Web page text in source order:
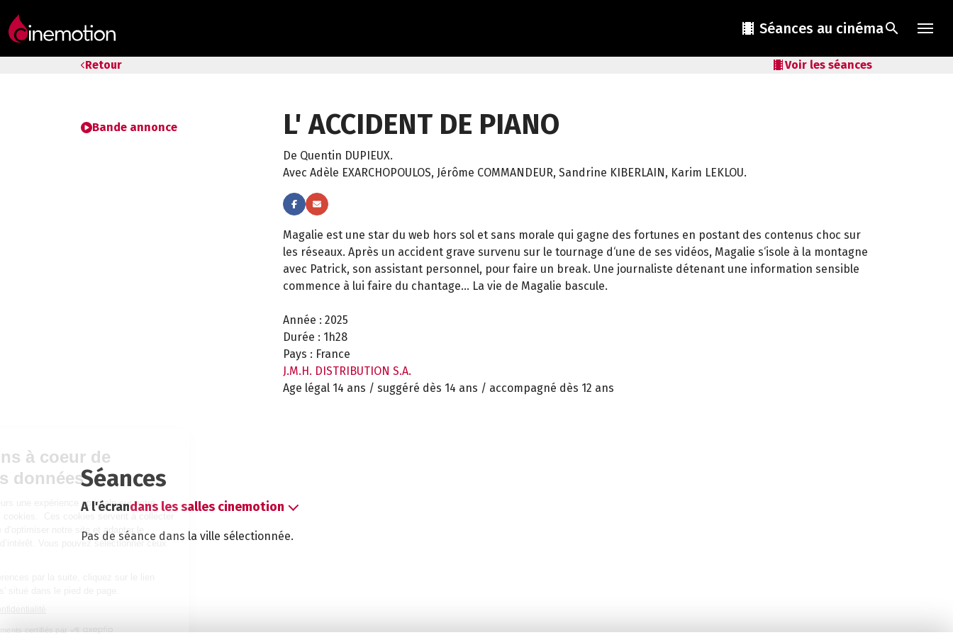
local_movies Séances au cinémasearch
Retour local_movies Voir les séances
Bande annonce L' ACCIDENT DE PIANO
De Quentin DUPIEUX.
Avec Adèle EXARCHOPOULOS, Jérôme COMMANDEUR, Sandrine KIBERLAIN, Karim LEKLOU.
Magalie est une star du web hors sol et sans morale qui gagne des fortunes en postant des contenus choc sur
les réseaux. Après un accident grave survenu sur le tournage d‘une de ses vidéos, Magalie s‘isole à la montagne
avec Patrick, son assistant personnel, pour faire un break. Une journaliste détenant une information sensible
commence à lui faire du chantage... La vie de Magalie bascule.
Année : 2025
Durée : 1h28
Pays : France
J.M.H. DISTRIBUTION S.A.
Age légal 14 ans / suggéré dès 14 ans / accompagné dès 12 ans
Séances
A l'écrandans les salles cinemotion
Pas de séance dans la ville sélectionnée.
Bons cadeaux